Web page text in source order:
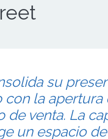
su
con la apertura
de venta. La
un espacio